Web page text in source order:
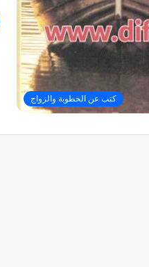
كتب عن الخطوبة والزواج